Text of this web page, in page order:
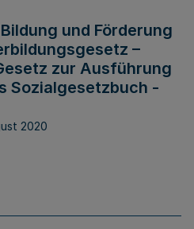
und Förderung
–
zur Ausführung
Sozialgesetzbuch -
2020